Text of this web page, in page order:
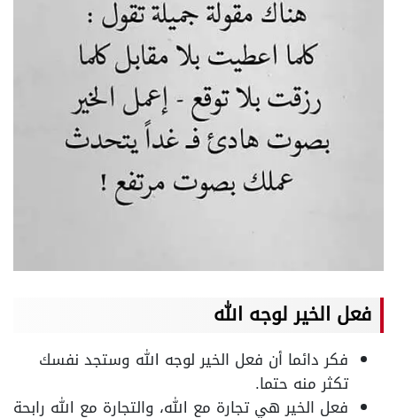
فعل الخير لوجه الله
فكر دائما أن فعل الخير لوجه الله وستجد نفسك
تكثر منه حتما.
فعل الخير هي تجارة مع الله، والتجارة مع الله رابحة